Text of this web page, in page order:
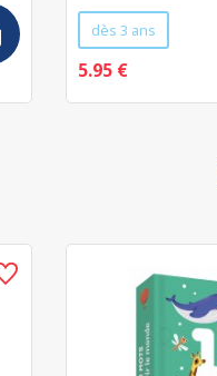
dès 3 ans
5.95 €